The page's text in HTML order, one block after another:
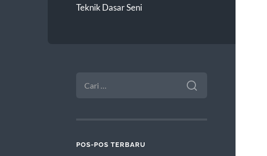
Teknik Dasar Seni
UNTUK:
POS-POS TERBARU